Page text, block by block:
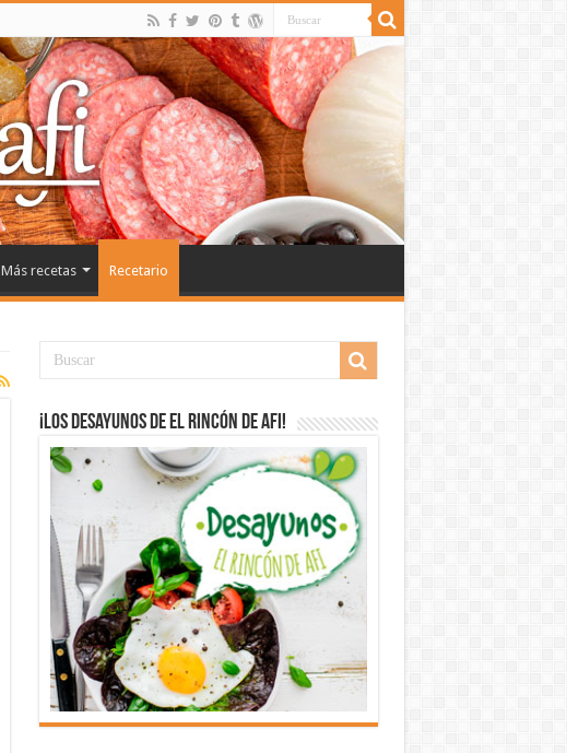
Más recetas Recetario
¡Los desayunos de El Rincón de Afi!